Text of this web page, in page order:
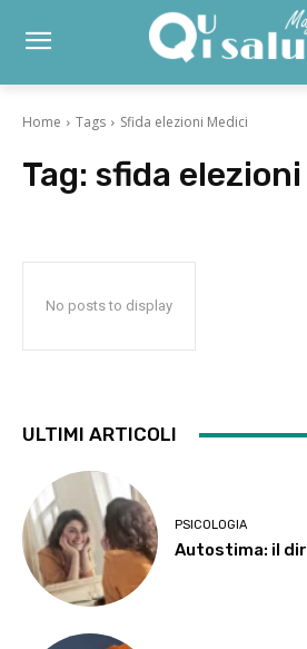
Home Tags Sfida elezioni Medici
Tag: sfida
No posts to display
ULTIMI ARTICOLI
PSICOLOGIA
Autostima: il